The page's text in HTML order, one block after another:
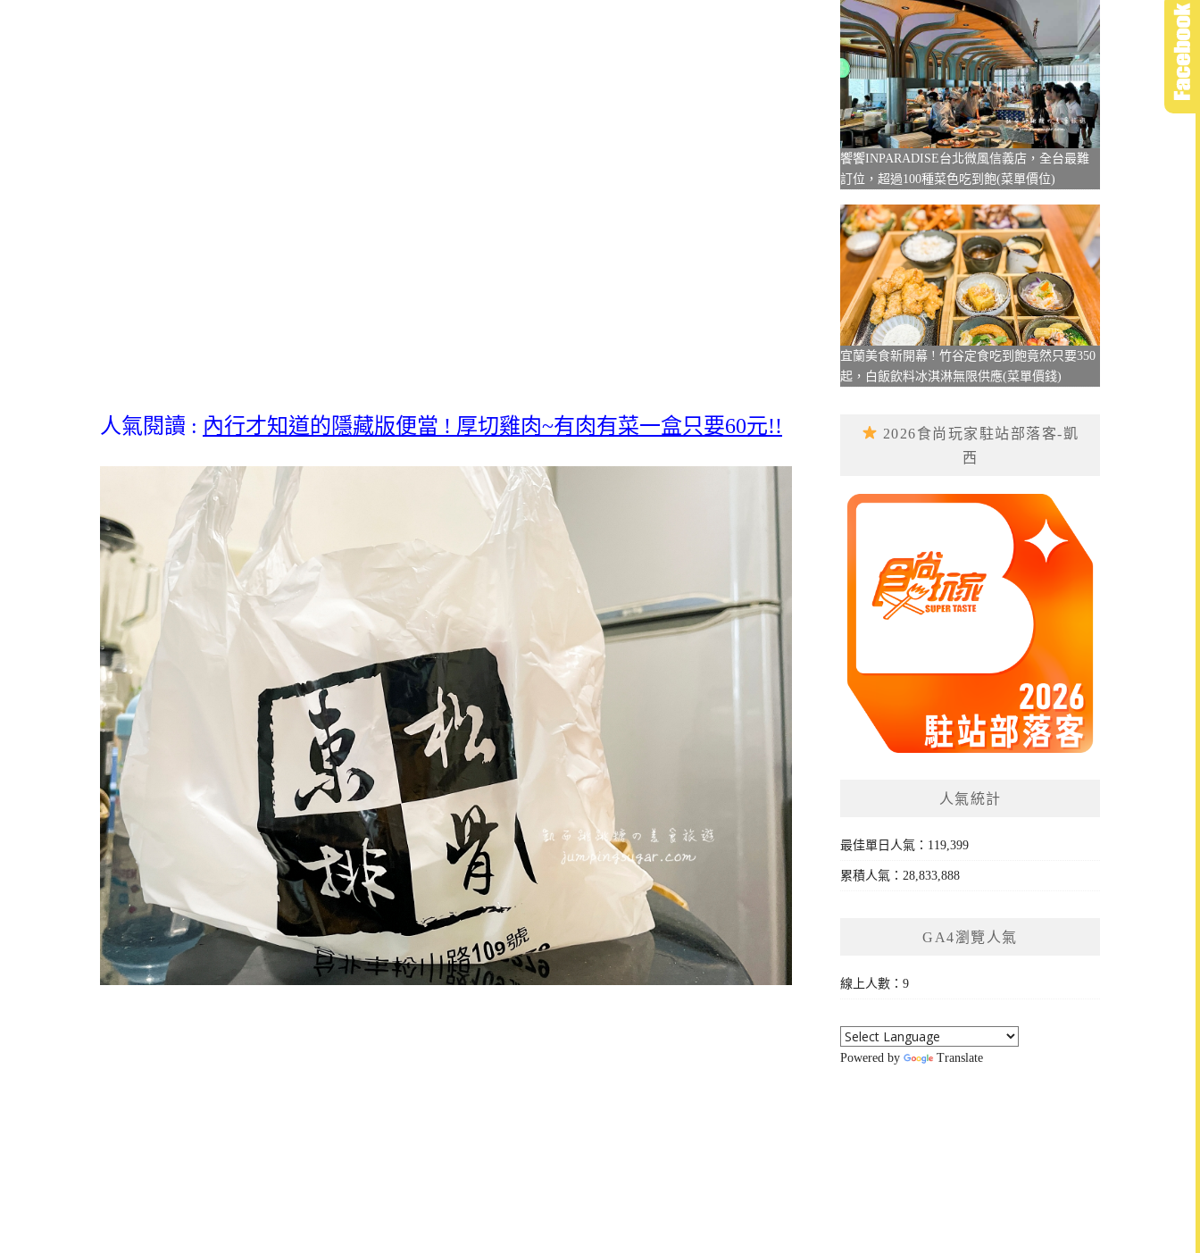
人氣閱讀 : 內行才知道的隱藏版便當 ! 厚切雞肉~有肉有菜一盒只要60元!!
饗饗INPARADISE台北微風信義店，全台最難
訂位，超過100種菜色吃到飽(菜單價位)
宜蘭美食新開幕 ! 竹谷定食吃到飽竟然只要350
起，白飯飲料冰淇淋無限供應(菜單價錢)
2026食尚玩家駐站部落客-凱
西
人氣統計
最佳單日人氣：119,399
累積人氣：28,833,888
GA4瀏覽人氣
線上人數：9
Powered by Translate